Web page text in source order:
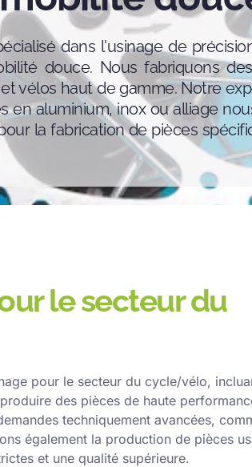
dans l'usinage de
douce. Nous fabriquons
et vélos haut de gamme. Notre
en aluminium, inox ou alliage
la fabrication de pièces
le secteur du
pour le secteur du cycle/vélo,
des pièces de haute
techniquement avancées,
également la production de pièces
et une qualité supérieure.